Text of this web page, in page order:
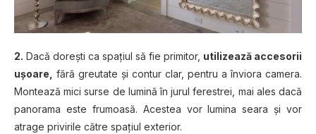
2. Dacă doreşti ca spaţiul să fie primitor, utilizează accesorii
uşoare,
fără greutate şi contur clar, pentru a înviora camera.
Montează mici surse de lumină în jurul ferestrei, mai ales dacă
panorama este frumoasă. Acestea vor lumina seara şi vor
atrage privirile către spaţiul exterior.